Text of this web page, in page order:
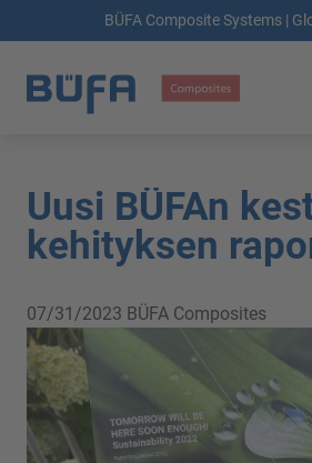
BÜFA Composite Systems |
Uusi BÜFAn
kehityksen
07/31/2023 BÜFA Composites